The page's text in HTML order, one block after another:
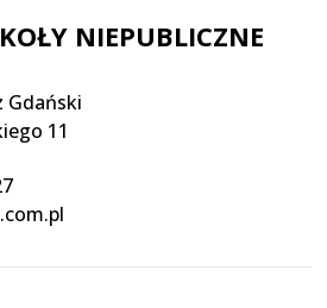
NIEPUBLICZNE
Gdański
11